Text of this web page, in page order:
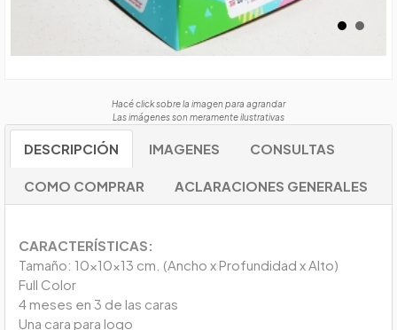
Hacé click sobre la imagen para agrandar
Las imágenes son meramente ilustrativas
DESCRIPCIÓN IMAGENES CONSULTAS
COMO COMPRAR ACLARACIONES GENERALES
CARACTERÍSTICAS:
Tamaño: 10x10x13 cm. (Ancho x Profundidad x Alto)
Full Color
4 meses en 3 de las caras
Una cara para logo